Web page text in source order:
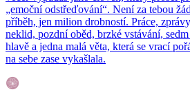
„emoční odstřeďování“. Není za tebou
příběh, jen milion drobností. Práce,
neklid, pozdní oběd, brzké vstávání,
hlavě a jedna malá věta, která se vrací
na sebe zase vykašlala.